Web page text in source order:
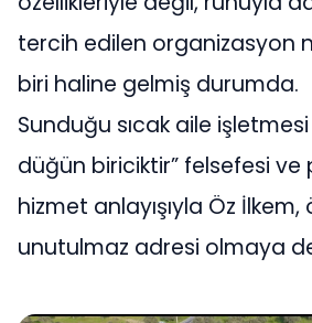
tercih edilen organizasyon
biri haline gelmiş durumda.
Sunduğu sıcak aile işletmesi
düğün biriciktir” felsefesi
hizmet anlayışıyla Öz
unutulmaz adresi olmaya